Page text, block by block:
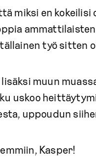
miksi en kokeilisi
ammattilaisten
työ sitten
lisäksi muun
uskoo
uppoudun
Kasper!